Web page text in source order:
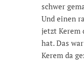
schwer
Und einen
jetzt Kerem
hat. Das
Kerem da